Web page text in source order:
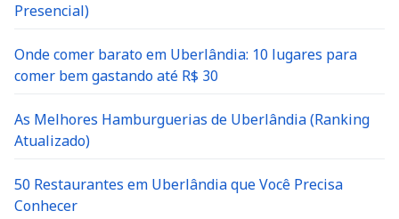
Presencial)
Onde comer barato em Uberlândia: 10 lugares para
comer bem gastando até R$ 30
As Melhores Hamburguerias de Uberlândia (Ranking
Atualizado)
50 Restaurantes em Uberlândia que Você Precisa
Conhecer